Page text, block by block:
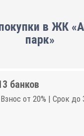
в ЖК
парк»
банков
от 20% | Срок до